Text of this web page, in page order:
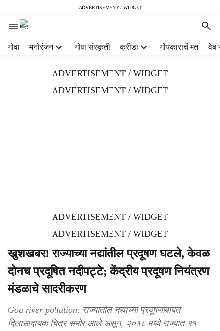
ADVERTISEMENT / WIDGET
गोवा मनोरंजन गोवा संस्कृती क्रीडा गोंयकाराचें मत वेब
ADVERTISEMENT / WIDGET
ADVERTISEMENT / WIDGET
ADVERTISEMENT / WIDGET
ADVERTISEMENT / WIDGET
खुशखबर! राज्याच्या नद्यांतील प्रदूषण घटले, केवळ
दोनच प्रदूषित नदीपट्टे; केंद्रीय प्रदूषण नियंत्रण
मंडळाचे सादरीकरण
Goa river pollution: राज्यातील नद्यांच्या प्रदूषणाबाबत
दिलासादायक चित्र समोर आले असून, २०१८ मध्ये राज्यात ११